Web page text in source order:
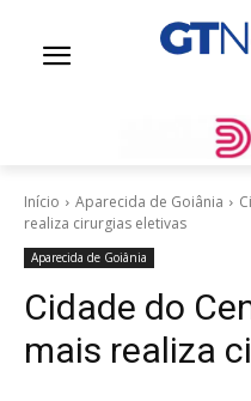
Início Aparecida de Goiânia
realiza cirurgias eletivas
Aparecida de Goiânia
Cidade do
mais realiza